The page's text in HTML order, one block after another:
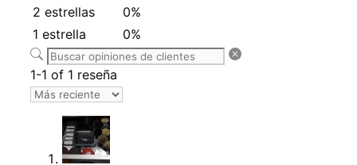
2 estrellas
0%
1 estrella
0%
1-1 of 1 reseña